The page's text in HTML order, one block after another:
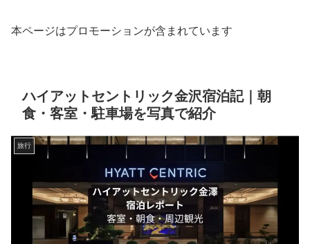
本ページはプロモーションが含まれています
ハイアットセントリック金沢宿泊記｜朝
食・客室・駐車場を写真で紹介
旅行